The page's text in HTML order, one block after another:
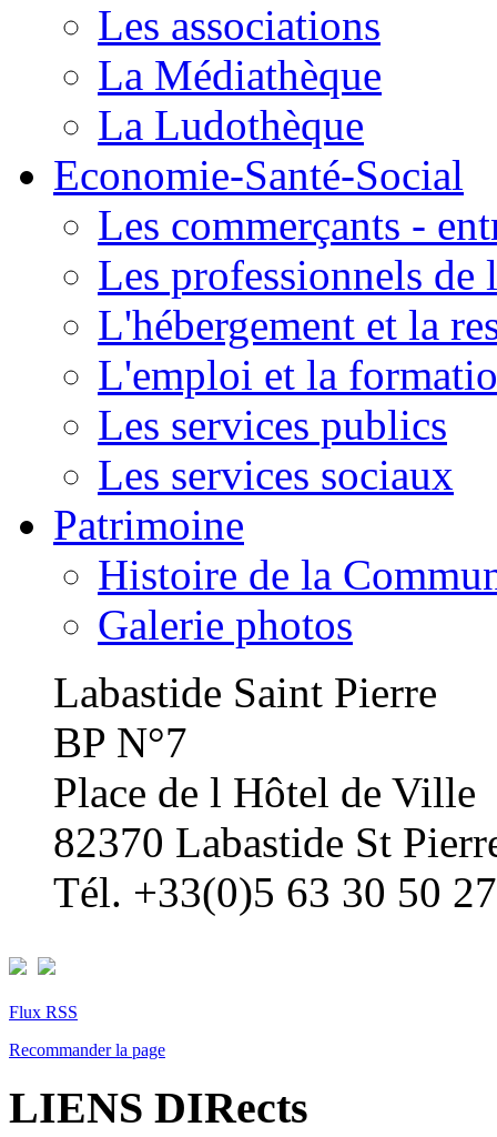
Les associations
La Médiathèque
La Ludothèque
Economie-Santé-Social
Les commerçants -
Les professionnels de
L'hébergement et la
L'emploi et la
Les services publics
Les services sociaux
Patrimoine
Histoire de la
Galerie photos
Labastide Saint Pierre
BP N°7
Place de l Hôtel de Ville
82370 Labastide St
Tél. +33(0)5 63 30 50 27
Flux RSS
Recommander la page
LIENS DIRects